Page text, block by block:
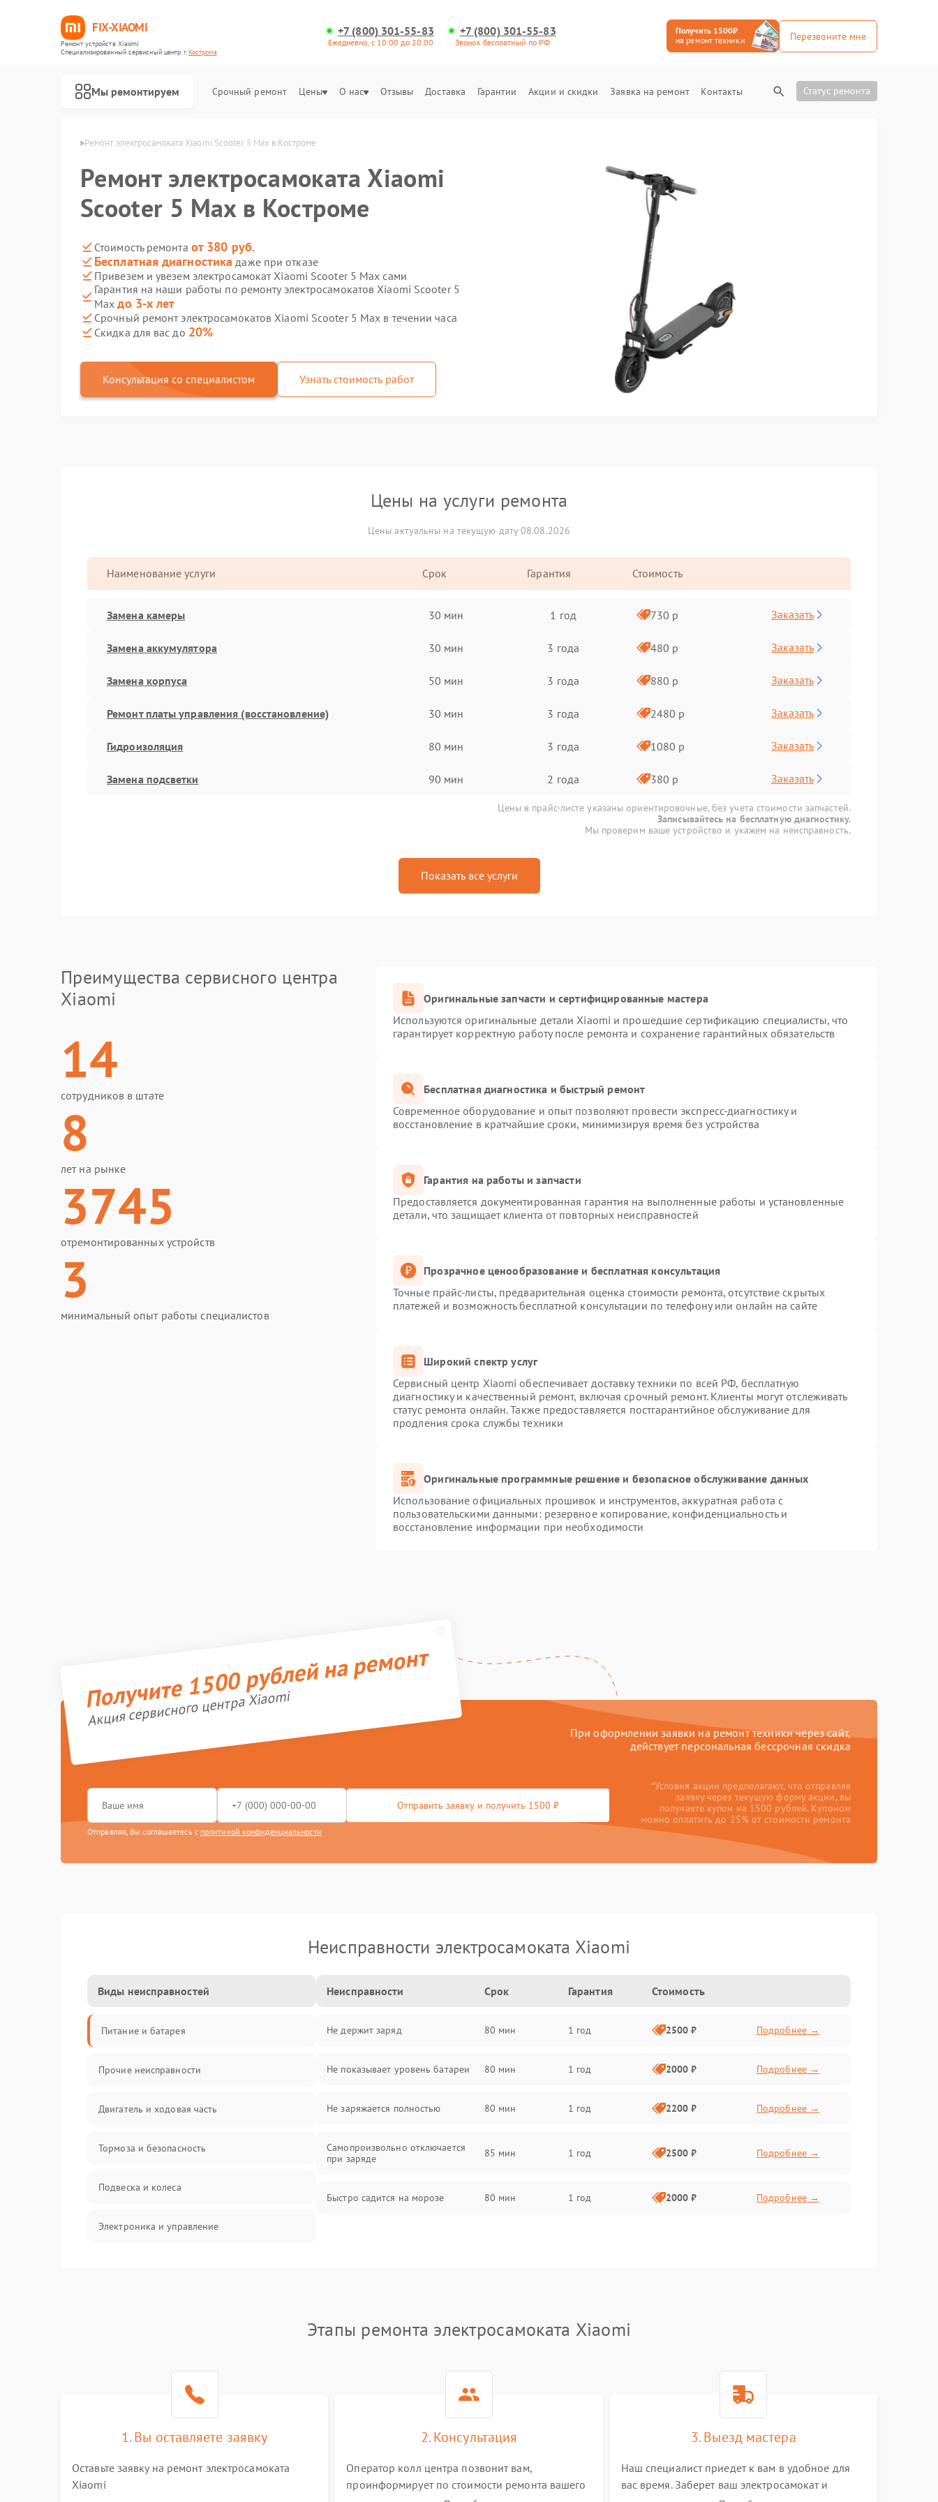
FIX-XIAOMI
Ремонт устройств Xiaomi
Специализированный cервисный центр г.Кострома
+7 (800) 301-55-83
Ежедневно, с 10:00 до 20:00
+7 (800) 301-55-83
Звонок бесплатный по РФ
Получить 1500₽
на ремонт техники
Перезвоните мне
Мы ремонтируем Срочный ремонт Цены О нас Отзывы Доставка Гарантии Акции и скидки Заявка на ремонт Контакты Статус ремонта
Ремонт электросамоката Xiaomi Scooter 5 Max в Костроме
Ремонт электросамоката Xiaomi
Scooter 5 Max в Костроме
Стоимость ремонта от 380 руб.
Бесплатная диагностика даже при отказе
Привезем и увезем электросамокат Xiaomi Scooter 5 Max сами
Гарантия на наши работы по ремонту электросамокатов Xiaomi Scooter 5
Maxдо 3-х лет
Срочный ремонт электросамокатов Xiaomi Scooter 5 Max в течении часа
Скидка для вас до 20%
Консультация со специалистом Узнать стоимость работ
Цены на услуги ремонта
Цены актуальны на текущую дату 08.08.2026
Наименование услуги Срок Гарантия Стоимость
Замена камеры 30 мин 1 год 730 р Заказать
Замена аккумулятора 30 мин 3 года 480 р Заказать
Замена корпуса 50 мин 3 года 880 р Заказать
Ремонт платы управления (восстановление) 30 мин 3 года 2480 р Заказать
Гидроизоляция 80 мин 3 года 1080 р Заказать
Замена подсветки 90 мин 2 года 380 р Заказать
Цены в прайс-листе указаны ориентировочные, без учета стоимости запчастей.
Записывайтесь на бесплатную диагностику.
Мы проверим ваше устройство и укажем на неисправность.
Показать все услуги
Преимущества сервисного центра
Xiaomi
14
сотрудников в штате
8
лет на рынке
3745
отремонтированных устройств
3
минимальный опыт работы специалистов
Оригинальные запчасти и сертифицированные мастера
Используются оригинальные детали Xiaomi и прошедшие сертификацию специалисты, что
гарантирует корректную работу после ремонта и сохранение гарантийных обязательств
Бесплатная диагностика и быстрый ремонт
Современное оборудование и опыт позволяют провести экспресс-диагностику и
восстановление в кратчайшие сроки, минимизируя время без устройства
Гарантия на работы и запчасти
Предоставляется документированная гарантия на выполненные работы и установленные
детали, что защищает клиента от повторных неисправностей
Прозрачное ценообразование и бесплатная консультация
Точные прайс-листы, предварительная оценка стоимости ремонта, отсутствие скрытых
платежей и возможность бесплатной консультации по телефону или онлайн на сайте
Широкий спектр услуг
Сервисный центр Xiaomi обеспечивает доставку техники по всей РФ, бесплатную
диагностику и качественный ремонт, включая срочный ремонт. Клиенты могут отслеживать
статус ремонта онлайн. Также предоставляется постгарантийное обслуживание для
продления срока службы техники
Оригинальные программные решение и безопасное обслуживание данных
Использование официальных прошивок и инструментов, аккуратная работа с
пользовательскими данными: резервное копирование, конфиденциальность и
восстановление информации при необходимости
Получите 1500 рублей на ремонт
Акция сервисного центра Xiaomi
При оформлении заявки на ремонт техники через сайт,
действует персональная бессрочная скидка
Отправить заявку и получить 1500 ₽
Отправляя, Вы соглашаетесь с политикой конфиденциальности
*Условия акции предполагают, что отправляя
заявку через текущую форму акции, вы
получаете купон на 1500 рублей. Купоном
можно оплатить до 25% от стоимости ремонта
Неисправности электросамоката Xiaomi
Виды неисправностей
Питание и батарея
Прочие неисправности
Двигатель и ходовая часть
Тормоза и безопасность
Подвеска и колеса
Электроника и управление
Механические повреждения
Неисправности Срок Гарантия Стоимость
Не держит заряд 80 мин 1 год 2500 ₽ Подробнее →
Не показывает уровень батареи 80 мин 1 год 2000 ₽ Подробнее →
Не заряжается полностью 80 мин 1 год 2200 ₽ Подробнее →
Самопроизвольно отключается
при заряде
85 мин 1 год 2500 ₽ Подробнее →
Быстро садится на морозе 80 мин 1 год 2000 ₽ Подробнее →
Этапы ремонта электросамоката Xiaomi
1. Вы оставляете заявку
Оставьте заявку на ремонт электросамоката
Xiaomi
2. Консультация
Оператор колл центра позвонит вам,
проинформирует по стоимости ремонта вашего
3. Выезд мастера
Наш специалист приедет к вам в удобное для
вас время. Заберет ваш электросамокат и